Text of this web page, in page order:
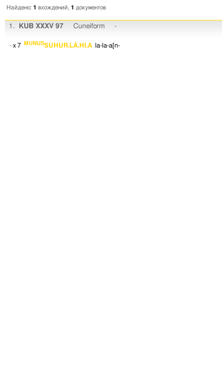
Найдено: 1 вхождений, 1 документов
1. KUB XXXV 97 Cuneiform -
· x 7 MUNUSSUHUR.LÁ.HI.A la-la-a[n-